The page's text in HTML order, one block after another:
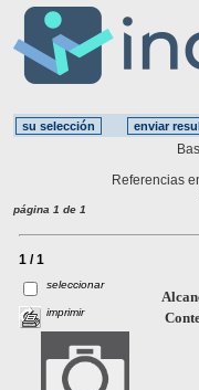
Referencias
página 1 de 1
1 / 1
seleccionar
imprimir